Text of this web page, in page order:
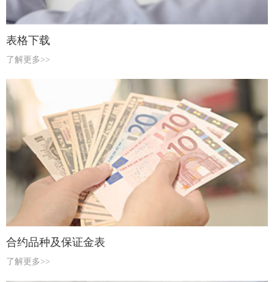
表格下载
了解更多>>
合约品种及保证金表
了解更多>>